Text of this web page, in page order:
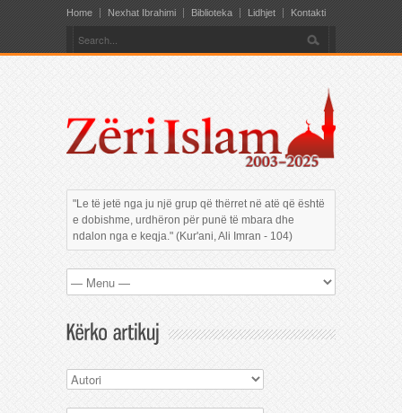
Home Nexhat Ibrahimi Biblioteka Lidhjet Kontakti
"Le të jetë nga ju një grup që thërret në atë që është
e dobishme, urdhëron për punë të mbara dhe
ndalon nga e keqja." (Kur'ani, Ali Imran - 104)